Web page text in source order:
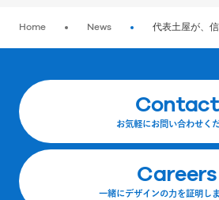
Home News 代表土屋が、
Contact
お気軽にお問い合わせく
Careers
一緒にデザインの力を証明し